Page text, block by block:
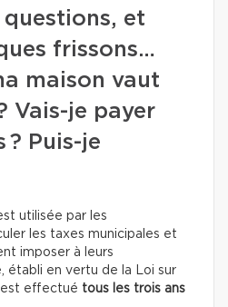
questions, et
frissons…
maison vaut
Vais-je payer
? Puis-je
utilisée par les
les taxes municipales et
imposer à leurs
établi en vertu de la Loi sur
est effectué tous les trois ans